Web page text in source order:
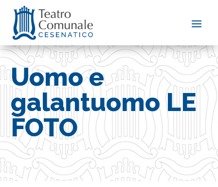
Uomo e
galantuomo LE
FOTO